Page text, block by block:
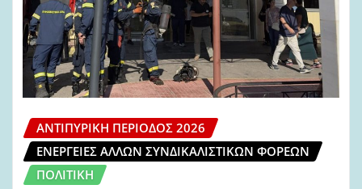
ΑΝΤΙΠΥΡΙΚΉ ΠΕΡΊΟΔΟΣ 2026
ΕΝΈΡΓΕΙΕΣ ΆΛΛΩΝ ΣΥΝΔΙΚΑΛΙΣΤΙΚΏΝ ΦΟΡΈΩΝ
ΠΟΛΙΤΙΚΉ